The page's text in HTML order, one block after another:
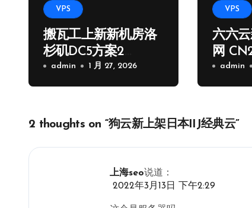
VPS
搬瓦工上新新机房洛
杉矶DC5方案2
核/1G/20GB/2.5Gps/1
000G流量季付65.89
admin 1 月 27, 2026
VPS
六六
网
路admin
2 thoughts on “狗云新上架日本IIJ经典云”
上海seo说道：
2022年3月13日 下午2:29